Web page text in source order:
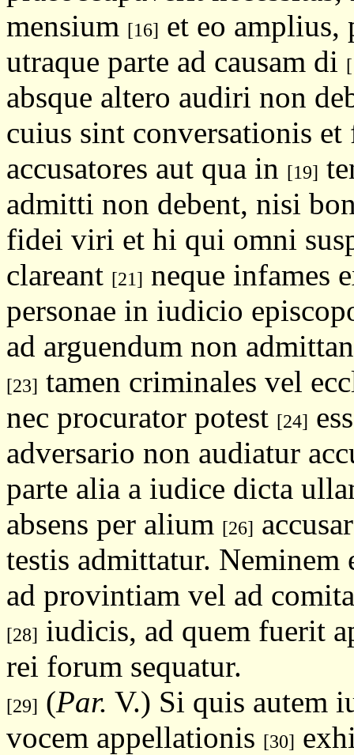
mensium [16] et eo amplius,
utraque parte ad causam di
absque altero audiri non
cuius sint conversationis
accusatores aut qua in [19]
admitti non debent, nisi
fidei viri et hi qui omni
clareant [21] neque infames
personae in iudicio
ad arguendum non
[23] tamen criminales vel
nec procurator potest [24]
adversario non audiatur
parte alia a iudice dicta
absens per alium [26]
testis admittatur. Neminem
ad provintiam vel ad
[28] iudicis, ad quem fuerit
rei forum sequatur.
[29] (Par. V.) Si quis autem
vocem appellationis [30]